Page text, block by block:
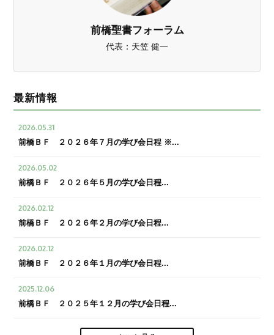
前橋聖書フォーラム
代表：天笠 健一
最新情報
2026.05.31
前橋ＢＦ ２０２６年７月の学び会日程 ※...
2026.05.02
前橋ＢＦ ２０２６年５月の学び会日程...
2026.02.12
前橋ＢＦ ２０２６年２月の学び会日程...
2026.02.12
前橋ＢＦ ２０２６年１月の学び会日程...
2025.12.06
前橋ＢＦ ２０２５年１２月の学び会日程...